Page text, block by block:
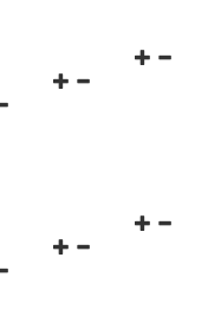
Navigationsmenü
Navigationsmenü